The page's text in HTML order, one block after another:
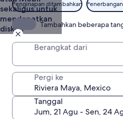
sekaligus untuk
mendapatkan
diskon
Penginapan ditambahkan
Tambahkan beberapa
Berangkat dari
Pergi ke
Tanggal